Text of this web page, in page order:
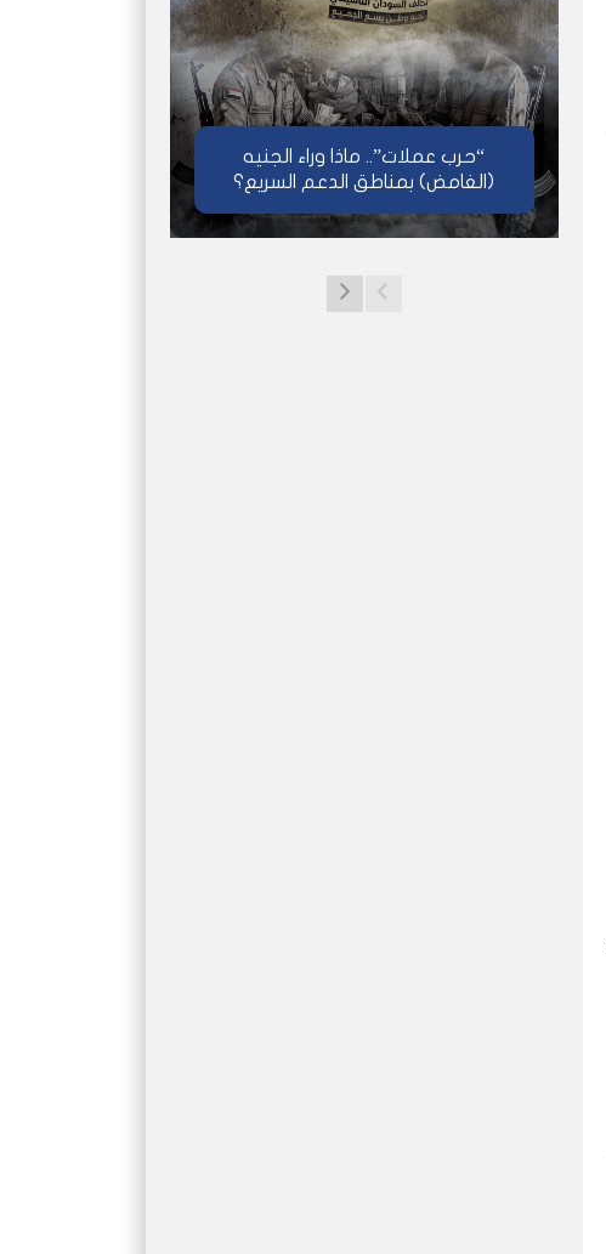
“حرب عملات”.. ماذا وراء الجنيه
(الغامض) بمناطق الدعم السريع؟